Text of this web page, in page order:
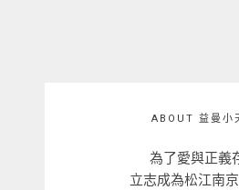
ABOUT 益曼小
為了愛與正義
立志成為松江南